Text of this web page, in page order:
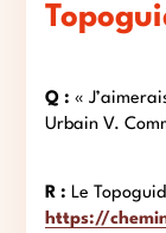
Q :«
Urbain V.
R :Le
https://